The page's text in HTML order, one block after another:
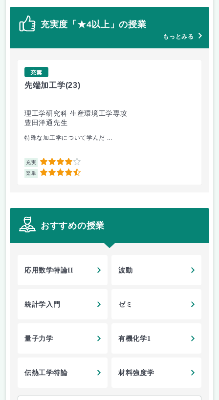
充実度「★4以上」の授業
もっとみる
充実
先端加工学(23)
理工学研究科 生産環境工学専攻
豊田洋通先生
特殊な加工学について学んだ ...
充実 4
楽単 4.5
おすすめの授業
応用数学特論II 波動
統計学入門 ゼミ
量子力学 有機化学1
伝熱工学特論 材料強度学